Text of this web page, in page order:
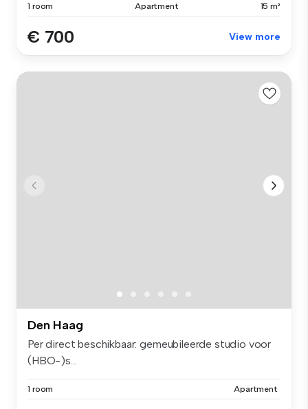
1 room Apartment 15 m²
€ 700 View more
Den Haag
Per direct beschikbaar: gemeubileerde studio voor
(HBO-)s...
1 room Apartment